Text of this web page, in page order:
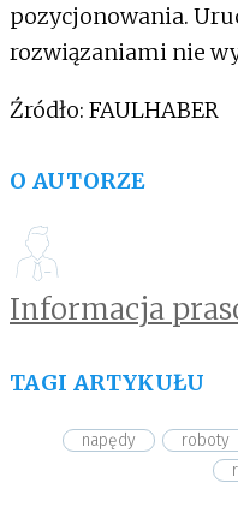
pozycjonowania.
rozwiązaniami nie
Źródło: FAULHABER
O AUTORZE
Informacja
TAGI ARTYKUŁU
napędy roboty